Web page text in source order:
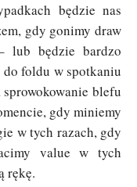
będzie nas
gdy gonimy draw
lub będzie bardzo
do foldu w spotkaniu
blefu
gdy miniemy
w tych razach, gdy
value w tych
rękę.